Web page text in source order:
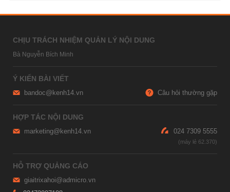
CHỊU TRÁCH NHIỆM QUẢN LÝ NỘI DUNG
Bà Nguyễn Bích Minh
Ý KIẾN BÀI VIẾT
bandoc@kenh14.vn Câu hỏi thường gặp
HỢP TÁC NỘI DUNG
marketing@kenh14.vn 024 7309 5555
HỖ TRỢ QUẢNG CÁO
giaitrixahoi@admicro.vn